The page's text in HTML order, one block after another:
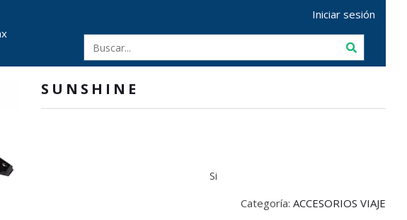
Iniciar sesión
SUNSHINE
Si
Categoría: ACCESORIOS VIAJE